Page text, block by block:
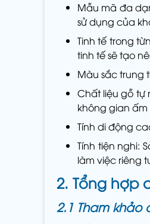
Mẫu mã đa
sử dụng của
Tinh tế trong
tinh tế sẽ tạo
Màu sắc trung
Chất liệu gỗ tự
không gian
Tính di động
Tính tiện nghi:
làm việc riêng
2. Tổng hợp
2.1 Tham